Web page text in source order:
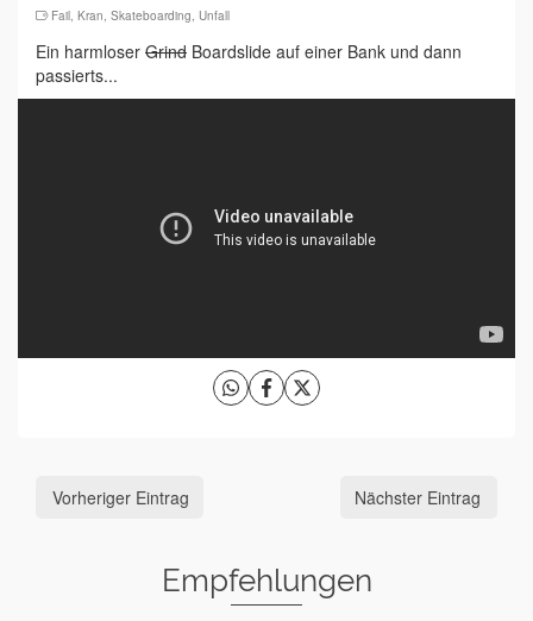
Fail, Kran, Skateboarding, Unfall
Ein harmloser Grind Boardslide auf einer Bank und dann
passierts...
Vorheriger Eintrag Nächster Eintrag
Empfehlungen